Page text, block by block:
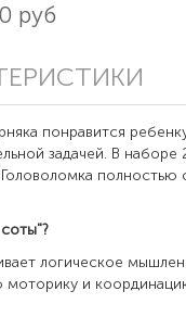
руб
понравится
задачей. В наборе
полностью
логическое
моторику и